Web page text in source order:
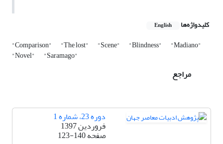
کلیدواژه‌ها English
"Comparison" "The lost" "Scene" "Blindness" "Madiano"
"Novel" "Saramago"
مراجع
دوره 23، شماره 1
فروردین 1397
صفحه123-140